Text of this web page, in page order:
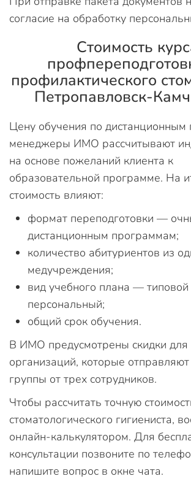
согласие на обработку
Стоимость
профилактического
Петропавловск-
Цену обучения по
менеджеры ИМО рассчитывают
на основе пожеланий клиента к
образовательной программе. На
стоимость влияют:
формат переподготовки —
дистанционным программам;
количество абитуриентов из
медучреждения;
вид учебного плана — типовой
персональный;
общий срок обучения.
В ИМО предусмотрены скидки для
организаций, которые
группы от трех сотрудников.
Чтобы рассчитать точную
стоматологического гигиениста,
онлайн-калькулятором. Для
консультации позвоните по
напишите вопрос в окне чата.